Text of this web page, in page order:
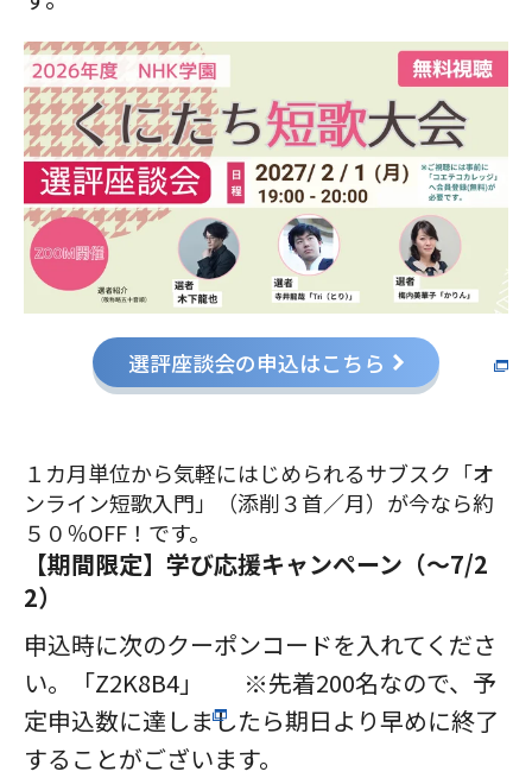
選評座談会の申込はこちら
１カ月単位から気軽にはじめられるサブスク「オ
ンライン短歌入門」（添削３首／月）が今なら約
５０％OFF！です。
【期間限定】学び応援キャンペーン（～7/2
2）
申込時に次のクーポンコードを入れてくださ
い。「Z2K8B4」
※先着200名なので、予
定申込数に達しましたら期日より早めに終了
することがございます。